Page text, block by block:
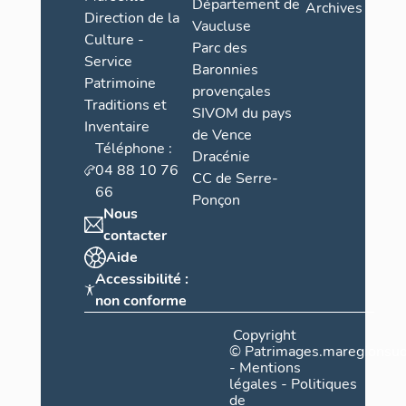
Direction de la
Culture -
Service
Patrimoine
Traditions et
Inventaire
Téléphone :
04 88 10 76
66
Nous
contacter
Aide
Accessibilité :
non conforme
Département de
Vaucluse
Parc des
Baronnies
provençales
SIVOM du pays
de Vence
Dracénie
CC de Serre-
Ponçon
Archives
Copyright
©
- Mentions
légales - Politiques
de